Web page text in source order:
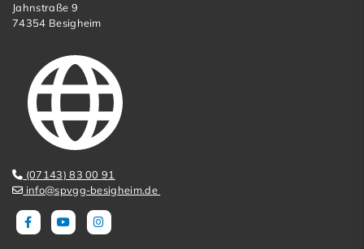
Jahnstraße 9
74354 Besigheim
(07143) 83 00 91
info@spvgg-besigheim.de